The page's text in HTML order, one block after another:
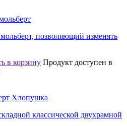
позволяющий изменять
в корзину Продукт доступен в
Хлопушка
классической двухрамной